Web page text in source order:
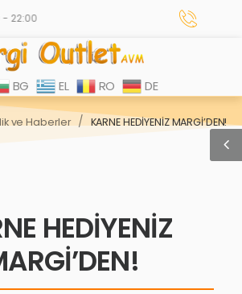
BG EL RO DE
ve Haberler / KARNE HEDİYENİZ MARGİ’DEN!
HEDİYENİZ